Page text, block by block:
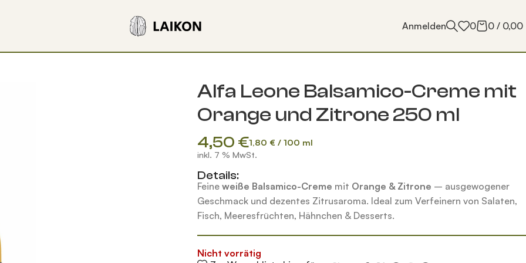
Anmelden 0 0 / 0,00
Alfa Leone Balsamico-Creme mit
Orange und Zitrone 250 ml
4,50 €1,80 € / 100 ml
inkl. 7 % MwSt.
Details:
Feine weiße Balsamico-Creme mit Orange & Zitrone – ausgewogener
Geschmack und dezentes Zitrusaroma. Ideal zum Verfeinern von Salaten,
Fisch, Meeresfrüchten, Hähnchen & Desserts.
Nicht vorrätig